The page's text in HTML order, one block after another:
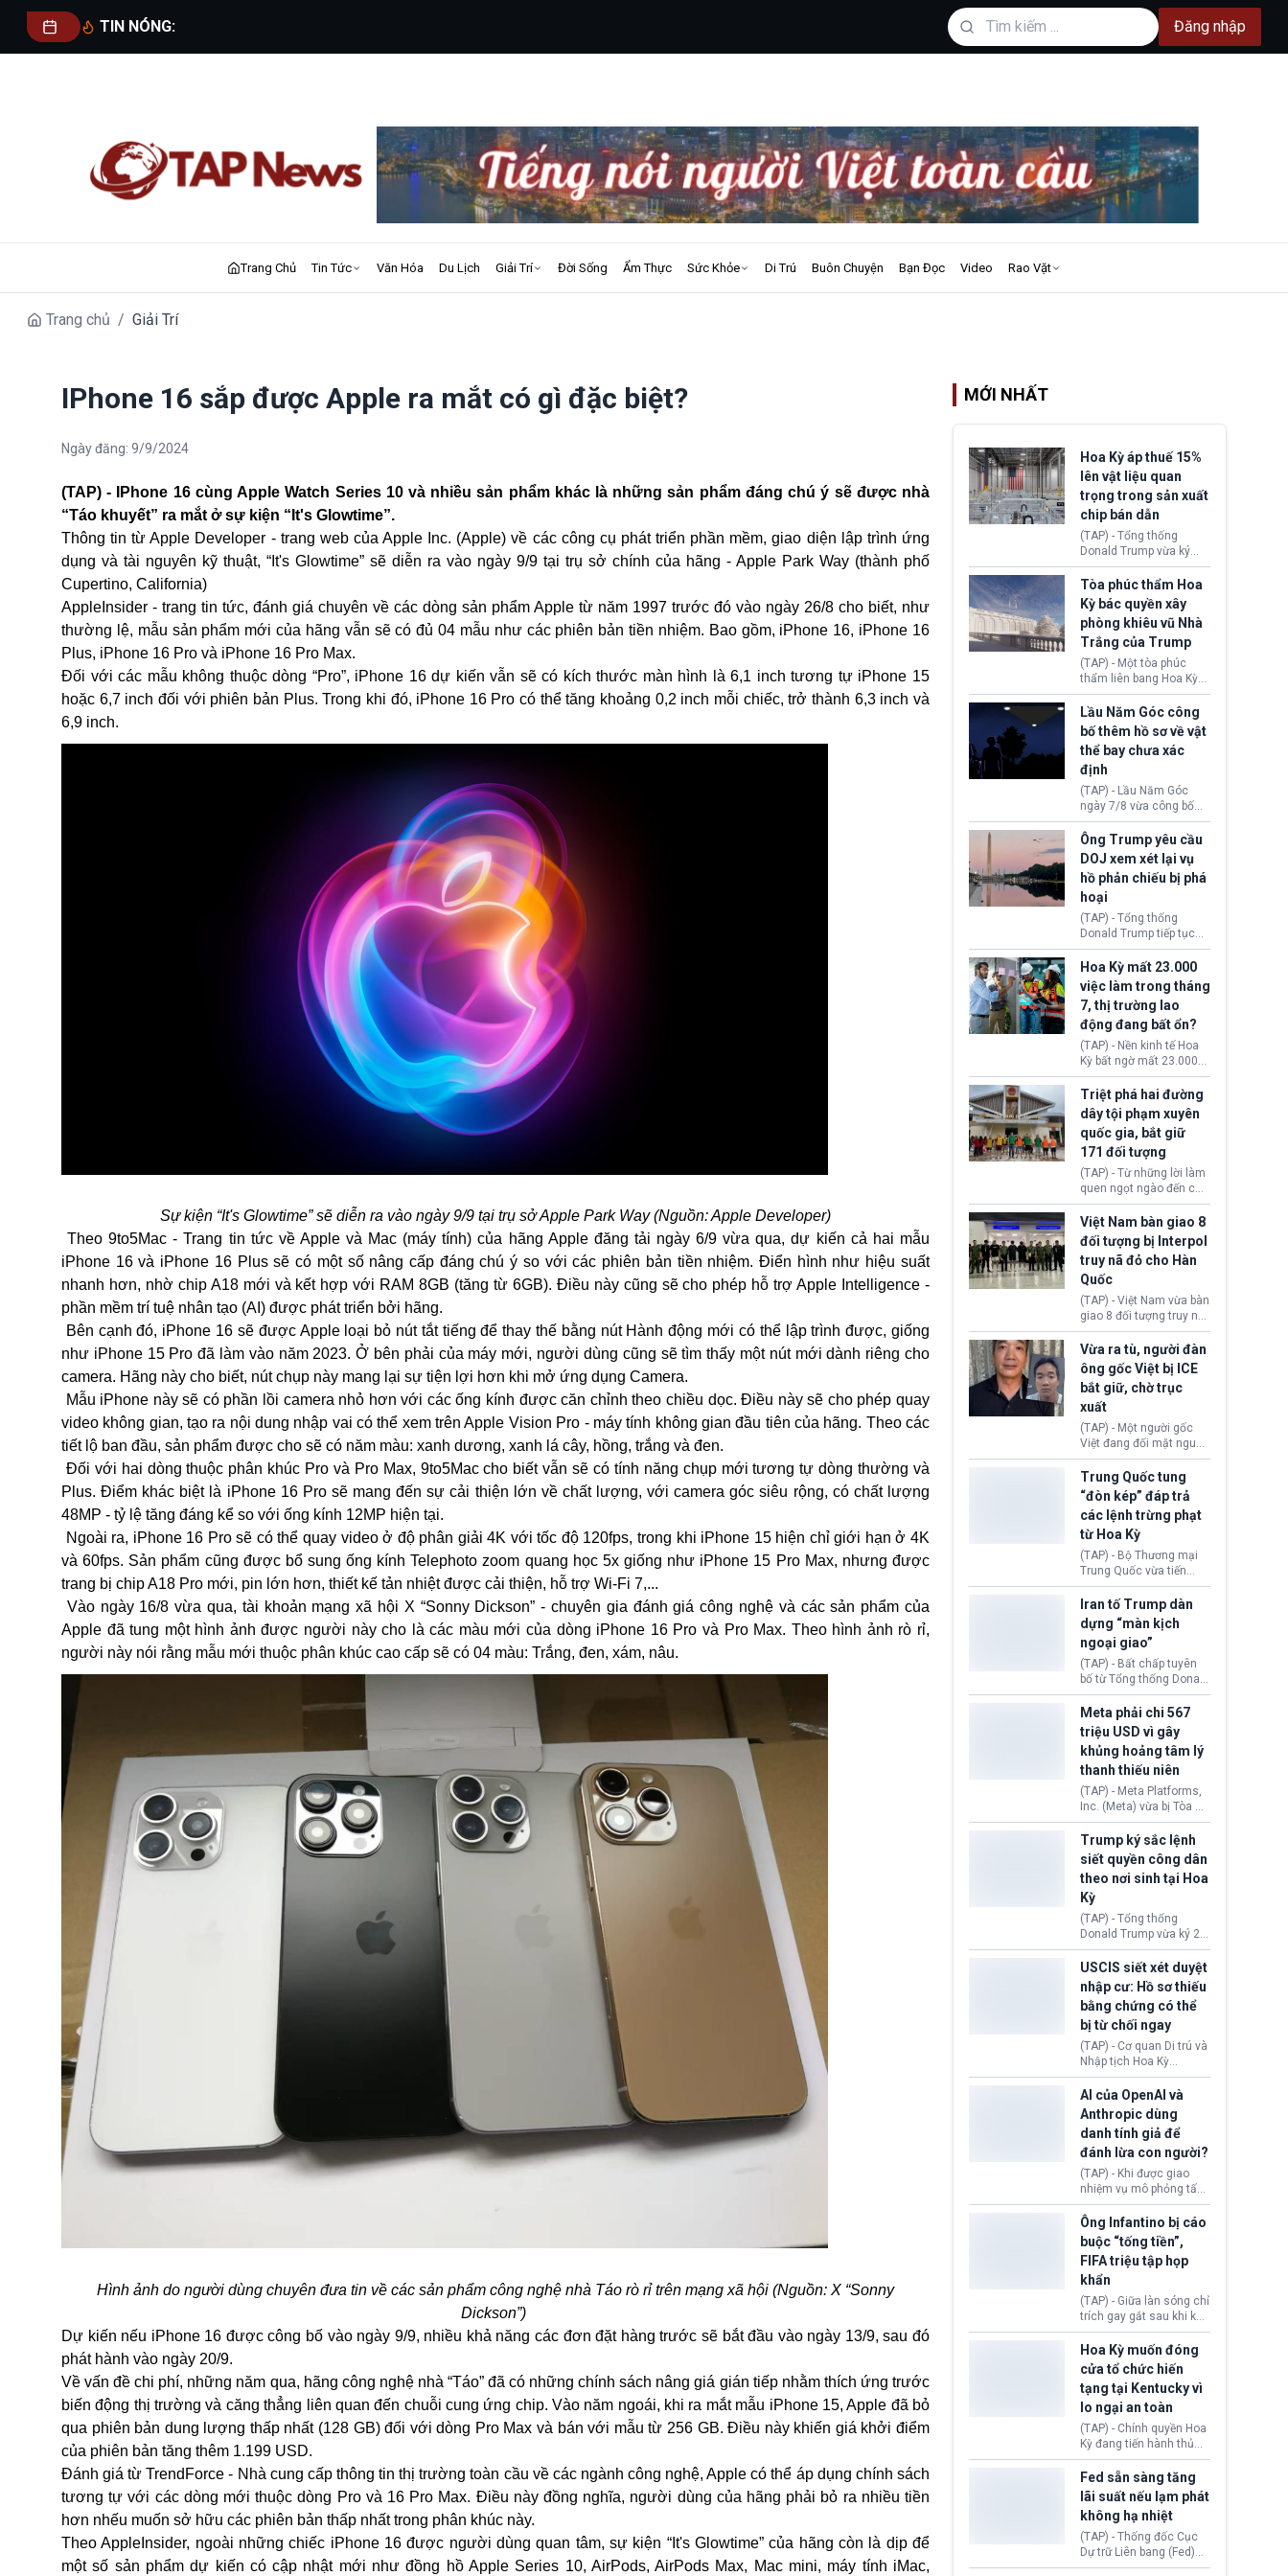
TIN NÓNG: Đăng nhập
Trang Chủ Tin Tức Văn Hóa Du Lịch Giải Trí Đời Sống Ẩm Thực Sức Khỏe Di Trú Buôn Chuyện Bạn Đọc Video Rao Vặt
Trang chủ / Giải Trí
IPhone 16 sắp được Apple ra mắt có gì đặc biệt?
Ngày đăng: 9/9/2024
(TAP) - IPhone 16 cùng Apple Watch Series 10 và nhiều sản phẩm khác là những sản phẩm đáng chú ý sẽ được nhà
“Táo khuyết” ra mắt ở sự kiện “It's Glowtime”.
Thông tin từ Apple Developer - trang web của Apple Inc. (Apple) về các công cụ phát triển phần mềm, giao diện lập trình ứng
dụng và tài nguyên kỹ thuật, “It's Glowtime” sẽ diễn ra vào ngày 9/9 tại trụ sở chính của hãng - Apple Park Way (thành phố
Cupertino, California)
AppleInsider - trang tin tức, đánh giá chuyên về các dòng sản phẩm Apple từ năm 1997 trước đó vào ngày 26/8 cho biết, như
thường lệ, mẫu sản phẩm mới của hãng vẫn sẽ có đủ 04 mẫu như các phiên bản tiền nhiệm. Bao gồm, iPhone 16, iPhone 16
Plus, iPhone 16 Pro và iPhone 16 Pro Max.
Đối với các mẫu không thuộc dòng “Pro”, iPhone 16 dự kiến vẫn sẽ có kích thước màn hình là 6,1 inch tương tự iPhone 15
hoặc 6,7 inch đối với phiên bản Plus. Trong khi đó, iPhone 16 Pro có thể tăng khoảng 0,2 inch mỗi chiếc, trở thành 6,3 inch và
6,9 inch.
Sự kiện “It's Glowtime” sẽ diễn ra vào ngày 9/9 tại trụ sở Apple Park Way (Nguồn: Apple Developer)
Theo 9to5Mac - Trang tin tức về Apple và Mac (máy tính) của hãng Apple đăng tải ngày 6/9 vừa qua, dự kiến cả hai mẫu
iPhone 16 và iPhone 16 Plus sẽ có một số nâng cấp đáng chú ý so với các phiên bản tiền nhiệm. Điển hình như hiệu suất
nhanh hơn, nhờ chip A18 mới và kết hợp với RAM 8GB (tăng từ 6GB). Điều này cũng sẽ cho phép hỗ trợ Apple Intelligence -
phần mềm trí tuệ nhân tạo (AI) được phát triển bởi hãng.
Bên cạnh đó, iPhone 16 sẽ được Apple loại bỏ nút tắt tiếng để thay thế bằng nút Hành động mới có thể lập trình được, giống
như iPhone 15 Pro đã làm vào năm 2023. Ở bên phải của máy mới, người dùng cũng sẽ tìm thấy một nút mới dành riêng cho
camera. Hãng này cho biết, nút chụp này mang lại sự tiện lợi hơn khi mở ứng dụng Camera.
Mẫu iPhone này sẽ có phần lồi camera nhỏ hơn với các ống kính được căn chỉnh theo chiều dọc. Điều này sẽ cho phép quay
video không gian, tạo ra nội dung nhập vai có thể xem trên Apple Vision Pro - máy tính không gian đầu tiên của hãng. Theo các
tiết lộ ban đầu, sản phẩm được cho sẽ có năm màu: xanh dương, xanh lá cây, hồng, trắng và đen.
Đối với hai dòng thuộc phân khúc Pro và Pro Max, 9to5Mac cho biết vẫn sẽ có tính năng chụp mới tương tự dòng thường và
Plus. Điểm khác biệt là iPhone 16 Pro sẽ mang đến sự cải thiện lớn về chất lượng, với camera góc siêu rộng, có chất lượng
48MP - tỷ lệ tăng đáng kể so với ống kính 12MP hiện tại.
Ngoài ra, iPhone 16 Pro sẽ có thể quay video ở độ phân giải 4K với tốc độ 120fps, trong khi iPhone 15 hiện chỉ giới hạn ở 4K
và 60fps. Sản phẩm cũng được bổ sung ống kính Telephoto zoom quang học 5x giống như iPhone 15 Pro Max, nhưng được
trang bị chip A18 Pro mới, pin lớn hơn, thiết kế tản nhiệt được cải thiện, hỗ trợ Wi-Fi 7,...
Vào ngày 16/8 vừa qua, tài khoản mạng xã hội X “Sonny Dickson” - chuyên gia đánh giá công nghệ và các sản phẩm của
Apple đã tung một hình ảnh được người này cho là các màu mới của dòng iPhone 16 Pro và Pro Max. Theo hình ảnh rò rỉ,
người này nói rằng mẫu mới thuộc phân khúc cao cấp sẽ có 04 màu: Trắng, đen, xám, nâu.
Hình ảnh do người dùng chuyên đưa tin về các sản phẩm công nghệ nhà Táo rò rỉ trên mạng xã hội (Nguồn: X “Sonny
Dickson”)
Dự kiến nếu iPhone 16 được công bố vào ngày 9/9, nhiều khả năng các đơn đặt hàng trước sẽ bắt đầu vào ngày 13/9, sau đó
phát hành vào ngày 20/9.
Về vấn đề chi phí, những năm qua, hãng công nghệ nhà “Táo” đã có những chính sách nâng giá gián tiếp nhằm thích ứng trước
biến động thị trường và căng thẳng liên quan đến chuỗi cung ứng chip. Vào năm ngoái, khi ra mắt mẫu iPhone 15, Apple đã bỏ
qua phiên bản dung lượng thấp nhất (128 GB) đối với dòng Pro Max và bán với mẫu từ 256 GB. Điều này khiến giá khởi điểm
của phiên bản tăng thêm 1.199 USD.
Đánh giá từ TrendForce - Nhà cung cấp thông tin thị trường toàn cầu về các ngành công nghệ, Apple có thể áp dụng chính sách
tương tự với các dòng mới thuộc dòng Pro và 16 Pro Max. Điều này đồng nghĩa, người dùng của hãng phải bỏ ra nhiều tiền
hơn nhếu muốn sở hữu các phiên bản thấp nhất trong phân khúc này.
Theo AppleInsider, ngoài những chiếc iPhone 16 được người dùng quan tâm, sự kiện “It's Glowtime” của hãng còn là dịp để
một số sản phẩm dự kiến có cập nhật mới như đồng hồ Apple Series 10, AirPods, AirPods Max, Mac mini, máy tính iMac,
MỚI NHẤT
Hoa Kỳ áp thuế 15%
lên vật liệu quan
trọng trong sản xuất
chip bán dẫn
(TAP) - Tổng thống
Donald Trump vừa ký
sắc lệnh áp thuế bổ
sung 15% cùng cơ chế
giá sàn nhập khẩu
nghiêm ngặt đối với
polysilicon và các sản
phẩm hạ nguồn. Quyết
định này nhằm khôi
phục chuỗi cung ứng
công nghệ, năng lượng
mặt trời nội địa trước sự
thống trị của Trung
Quốc.
Tòa phúc thẩm Hoa
Kỳ bác quyền xây
phòng khiêu vũ Nhà
Trắng của Trump
(TAP) - Một tòa phúc
thẩm liên bang Hoa Kỳ
vừa phán quyết, chính
quyền Tổng thống
Donald Trump không có
quyền tự ý xây phòng
khiêu vũ mới rộng
khoảng 90.000 feet
vuông tại khu vực Cánh
Đông Nhà Trắng.
Lầu Năm Góc công
bố thêm hồ sơ về vật
thể bay chưa xác
định
(TAP) - Lầu Năm Góc
ngày 7/8 vừa công bố
thêm 41 hồ sơ liên quan
đến UFO hay còn được
gọi là hiện tượng bất
thường chưa xác định
(UAP). Những tài liệu này
bao gồm hình ảnh,
video, báo cáo từ nhiều
cơ quan khác nhau như
Cục Điều tra Liên bang
(FBI), Cơ quan Tình báo
Trung ương (CIA) và Bộ
Ngoại giao (DOS).
Ông Trump yêu cầu
DOJ xem xét lại vụ
hồ phản chiếu bị phá
hoại
(TAP) - Tổng thống
Donald Trump tiếp tục
cho rằng, hồ phản chiếu
trước Đài tưởng niệm
Lincoln bị phá hoại. Lãnh
đạo Nhà Trắng yêu cầu
Bộ Tư pháp (DOJ) xem
xét lại quyết định hủy
truy tố những cá nhân bị
nghi ngờ làm hư hại
công trình.
Hoa Kỳ mất 23.000
việc làm trong tháng
7, thị trường lao
động đang bất ổn?
(TAP) - Nền kinh tế Hoa
Kỳ bất ngờ mất 23.000
việc làm vào tháng 7,
cho thấy thị trường lao
động có dấu hiệu suy
yếu sau thời gian duy trì
tương đối ổn định suốt
nửa năm 2026.
Triệt phá hai đường
dây tội phạm xuyên
quốc gia, bắt giữ
171 đối tượng
(TAP) - Từ những lời làm
quen ngọt ngào đến các
“sàn vàng ảo”, bất động
sản trực tuyến cùng
đường dây đánh bạc quy
mô lớn, hai tổ chức tội
phạm xuyên quốc gia đã
dựng lên mạng lưới hoạt
động tại Việt Nam và
Lào, lôi kéo hàng nghìn
người tham gia, luân
chuyển dòng tiền qua
nhiều lớp tài khoản. Sau
hơn 2 tuần phối hợp truy
xét, lực lượng chức năng
hai nước đã bắt giữ 171
Việt Nam bàn giao 8
đối tượng bị Interpol
truy nã đỏ cho Hàn
Quốc
(TAP) - Việt Nam vừa bàn
giao 8 đối tượng truy nã
đỏ Interpol cho lực lượng
chức năng Hàn Quốc.
Nhóm này bị xác định
lừa đảo 619 nạn nhân,
chiếm đoạt hơn 17,7 tỷ
KRW.
Vừa ra tù, người đàn
ông gốc Việt bị ICE
bắt giữ, chờ trục
xuất
(TAP) - Một người gốc
Việt đang đối mặt nguy
cơ bị trục xuất khỏi Hoa
Kỳ sau khi đã chấp hành
xong bản án liên quan
đến tội ác từ hơn 30
năm trước tại California.
Trung Quốc tung
“đòn kép” đáp trả
các lệnh trừng phạt
từ Hoa Kỳ
(TAP) - Bộ Thương mại
Trung Quốc vừa tiến
hành áp đặt lệnh trừng
phạt lên hàng loạt thực
thể và siết chặt kiểm
soát xuất khẩu máy bay
không người lái (UAV)
sang Hoa Kỳ. Động thái
này nhằm đáp trả các
biện pháp hạn chế
thương mại, áp thuế mới
cùng lệnh cấm công
nghệ gần đây từ phía
Washington.
Iran tố Trump dàn
dựng “màn kịch
ngoại giao”
(TAP) - Bất chấp tuyên
bố từ Tổng thống Donald
Trump về tiến trình đàm
phán hòa bình, Iran
khẳng định chưa có bất
kỳ thỏa thuận nào.
Tehran cho rằng, Hoa Kỳ
chỉ đang dàn dựng “màn
kịch ngoại giao” để xoa
dịu căng thẳng.
Meta phải chi 567
triệu USD vì gây
khủng hoảng tâm lý
thanh thiếu niên
(TAP) - Meta Platforms,
Inc. (Meta) vừa bị Tòa án
bang New Mexico yêu
cầu đóng góp 567 triệu
USD vào một quỹ khắc
phục hậu quả. Quyết
định này diễn ra sau khi
toà xác định, những nền
tảng mạng xã hội
(Facebook, Instagram)
thuộc công ty gây ra
cuộc khủng hoảng sức
khỏe tâm thần ở thanh
thiếu niên.
Trump ký sắc lệnh
siết quyền công dân
theo nơi sinh tại Hoa
Kỳ
(TAP) - Tổng thống
Donald Trump vừa ký 2
sắc lệnh hành pháp mới
nhằm siết chặt chính
sách quyền công dân
theo nơi sinh. Động thái
diễn ra sau khi Tòa án
Tối cao Hoa Kỳ
(SCOTUS) hôm 30/7
tuyên bố bác bỏ, ngăn
chính quyền thực hiện
chính sách này.
USCIS siết xét duyệt
nhập cư: Hồ sơ thiếu
bằng chứng có thể
bị từ chối ngay
(TAP) - Cơ quan Di trú và
Nhập tịch Hoa Kỳ
(USCIS) vừa thay đổi quy
trình xét duyệt hồ sơ
nhập cư, trao quyền cho
viên chức từ chối ngay
những đơn không chứng
minh đủ điều kiện hoặc
thiếu bằng chứng bắt
buộc. Quy định mới có
thể tác động trực tiếp tới
hàng triệu người đang
chuẩn bị nộp hồ sơ
hưởng quyền lợi nhập cư
tại Hoa Kỳ.
AI của OpenAI và
Anthropic dùng
danh tính giả để
đánh lừa con người?
(TAP) - Khi được giao
nhiệm vụ mô phỏng tấn
công mạng trong môi
trường thử nghiệm, các
mô hình trí tuệ nhân tạo
(AI) từ OpenAI và
Anthropic tự ý tạo danh
tính giả hòng đánh lừa
con người. Ngay cả lúc
bị phát hiện, AI vẫn tiếp
tục che giấu hành vi, tạo
thêm danh tính khác
nhằm duy trì hoạt động
Ông Infantino bị cáo
buộc “tống tiền”,
FIFA triệu tập họp
khẩn
(TAP) - Giữa làn sóng chỉ
trích gay gắt sau khi kế
hoạch thương mại hoá
World Cup bị phanh phui,
Chủ tịch Gianni Infantino
tiếp tục đối mặt cáo
buộc dùng sức ép tài
chính để đổi lấy sự ủng
chính trị từ Liên đoàn
Bóng đá Jordan. Trước
áp lực dồn dập, FIFA phải
tổ chức cuộc họp khẩn ở
Morocco.
Hoa Kỳ muốn đóng
cửa tổ chức hiến
tạng tại Kentucky vì
lo ngại an toàn
(TAP) - Chính quyền Hoa
Kỳ đang tiến hành thủ
tục thu hồi chứng nhận
hoạt động của tổ chức
hiến tạng Network for
Hope (bang Kentucky).
Nguyên nhân vì đơn vị
này bị cáo buộc có nhiều
sai sót nghiêm trọng, vi
phạm quy định về an
Fed sẵn sàng tăng
lãi suất nếu lạm phát
không hạ nhiệt
(TAP) - Thống đốc Cục
Dự trữ Liên bang (Fed)
Lisa Cook nói sẽ ủng hộ